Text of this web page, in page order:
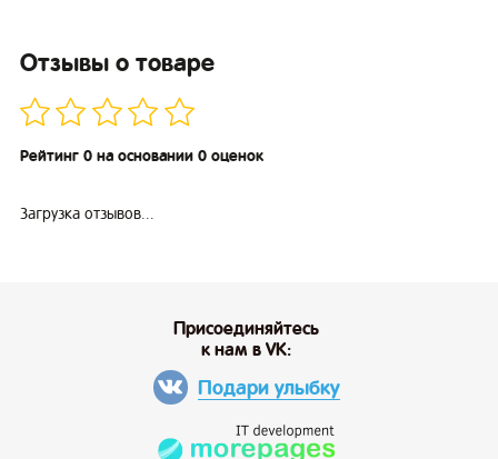
Отзывы о товаре
Рейтинг 0 на основании 0 оценок
Загрузка отзывов...
Присоединяйтесь
к нам в VK:
Подари улыбку